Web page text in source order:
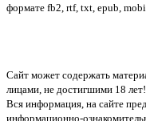
формате fb2, rtf, txt, epub,
Сайт может содержать
лицами, не достигшими 18 лет!
Вся информация, на сайте
информационно-